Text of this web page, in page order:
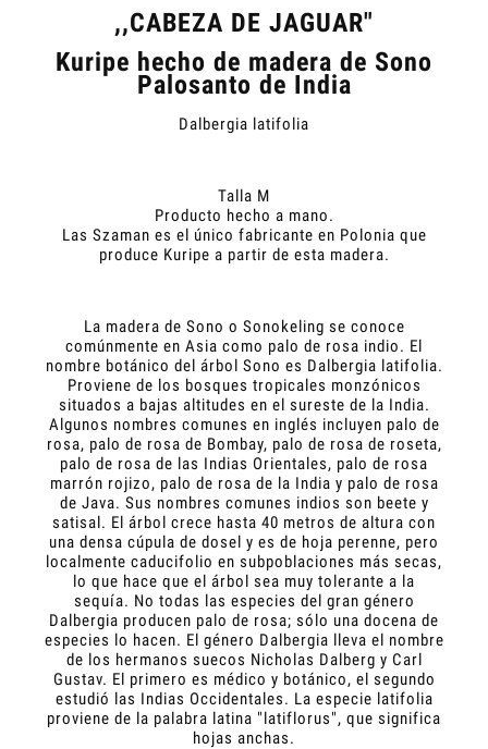
,,CABEZA DE JAGUAR"
Kuripe hecho de madera de Sono
Palosanto de India
Dalbergia latifolia
Talla M
Producto hecho a mano.
Las Szaman es el único fabricante en Polonia que
produce Kuripe a partir de esta madera.
La madera de Sono o Sonokeling se conoce
comúnmente en Asia como palo de rosa indio. El
nombre botánico del árbol Sono es Dalbergia latifolia.
Proviene de los bosques tropicales monzónicos
situados a bajas altitudes en el sureste de la India.
Algunos nombres comunes en inglés incluyen palo de
rosa, palo de rosa de Bombay, palo de rosa de roseta,
palo de rosa de las Indias Orientales, palo de rosa
marrón rojizo, palo de rosa de la India y palo de rosa
de Java. Sus nombres comunes indios son beete y
satisal. El árbol crece hasta 40 metros de altura con
una densa cúpula de dosel y es de hoja perenne, pero
localmente caducifolio en subpoblaciones más secas,
lo que hace que el árbol sea muy tolerante a la
sequía. No todas las especies del gran género
Dalbergia producen palo de rosa; sólo una docena de
especies lo hacen. El género Dalbergia lleva el nombre
de los hermanos suecos Nicholas Dalberg y Carl
Gustav. El primero es médico y botánico, el segundo
estudió las Indias Occidentales. La especie latifolia
proviene de la palabra latina "latiflorus", que significa
hojas anchas.